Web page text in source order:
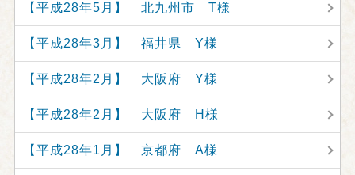
【平成28年5月】 北九州市 T様
【平成28年3月】 福井県 Y様
【平成28年2月】 大阪府 Y様
【平成28年2月】 大阪府 H様
【平成28年1月】 京都府 A様